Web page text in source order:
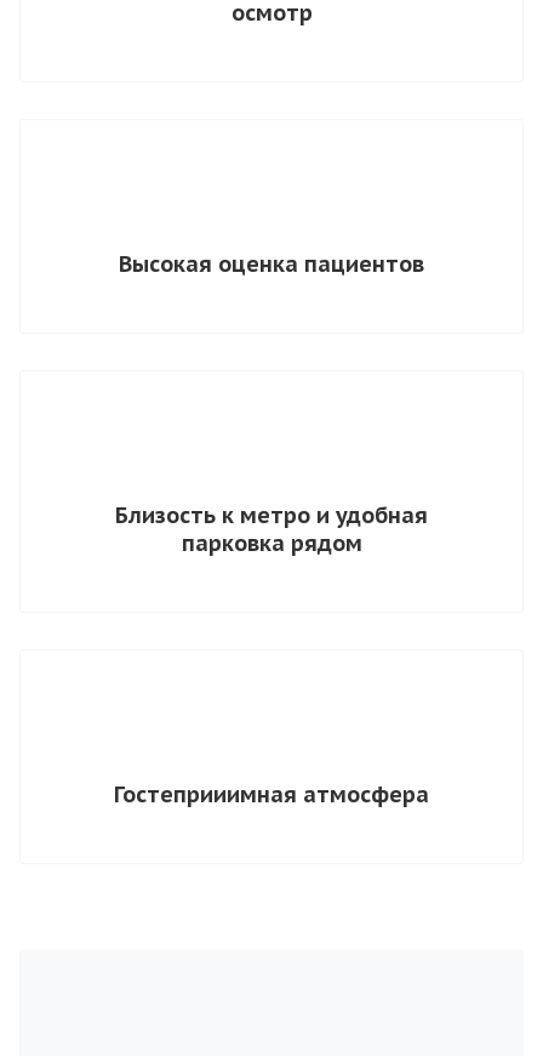
осмотр
Высокая оценка пациентов
Близость к метро и удобная
парковка рядом
Гостеприиимная атмосфера